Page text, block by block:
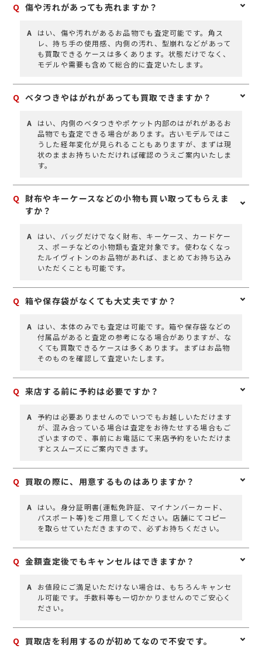
Q 傷や汚れがあっても売れますか？
A
はい、傷や汚れがあるお品物でも査定可能です。角ス
レ、持ち手の使用感、内側の汚れ、型崩れなどがあって
も買取できるケースは多くあります。状態だけでなく、
モデルや需要も含めて総合的に査定いたします。
Q ベタつきやはがれがあっても買取できますか？
A
はい、内側のベタつきやポケット内部のはがれがあるお
品物でも査定できる場合があります。古いモデルではこ
うした経年変化が見られることもありますが、まずは現
状のままお持ちいただければ確認のうえご案内いたしま
す。
Q 財布やキーケースなどの小物も買い取ってもらえま
すか？
A
はい、バッグだけでなく財布、キーケース、カードケー
ス、ポーチなどの小物類も査定対象です。使わなくなっ
たルイヴィトンのお品物があれば、まとめてお持ち込み
いただくことも可能です。
Q 箱や保存袋がなくても大丈夫ですか？
A
はい、本体のみでも査定は可能です。箱や保存袋などの
付属品があると査定の参考になる場合がありますが、な
くても買取できるケースは多くあります。まずはお品物
そのものを確認して査定いたします。
Q 来店する前に予約は必要ですか？
A
予約は必要ありませんのでいつでもお越しいただけます
が、混み合っている場合は査定をお待たせする場合もご
ざいますので、事前にお電話にて来店予約をいただけま
すとスムーズにご案内できます。
Q 買取の際に、用意するものはありますか？
A
はい。身分証明書(運転免許証、マイナンバーカード、
パスポート等)をご用意してください。店舗にてコピー
を取らせていただきますので、必ずお持ちください。
Q 金額査定後でもキャンセルはできますか？
A
お値段にご満足いただけない場合は、もちろんキャンセ
ル可能です。手数料等も一切かかりませんのでご安心く
ださい。
Q 買取店を利用するのが初めてなので不安です。